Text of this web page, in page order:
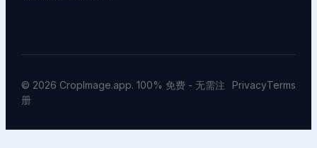
© 2026 CropImage.app. 100% 免费 - 无需注
册
PrivacyTerms